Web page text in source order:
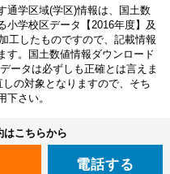
通学区域(学区)情報は、国土数
小学校区データ【2016年度】及
工したものですので、記載情報
す。国土数値情報ダウンロード
ータは必ずしも正確とは言えま
の対象となりますので、そち
下さい。
はこちらから
電話する